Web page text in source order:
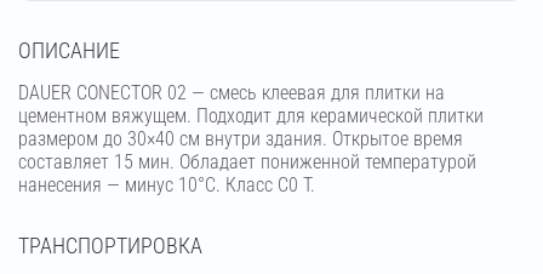
OПИСАНИЕ
DAUER CONECTOR 02 — смесь клеевая для плитки на
цементном вяжущем. Подходит для керамической плитки
размером до 30×40 см внутри здания. Открытое время
составляет 15 мин. Обладает пониженной температурой
нанесения — минус 10°С. Класс C0 T.
ТРАНСПОРТИРОВКА